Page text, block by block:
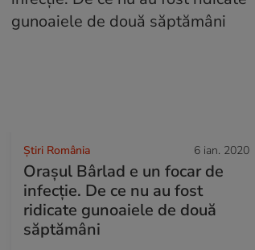
Știri România 6 ian. 2020
Orașul Bârlad e un focar de
infecție. De ce nu au fost
ridicate gunoaiele de două
săptămâni